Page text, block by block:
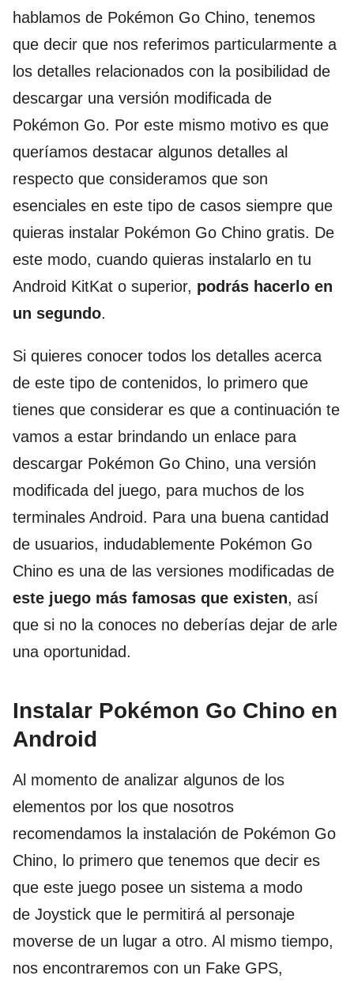
hablamos de Pokémon Go Chino, tenemos
que decir que nos referimos particularmente a
los detalles relacionados con la posibilidad de
descargar una versión modificada de
Pokémon Go. Por este mismo motivo es que
queríamos destacar algunos detalles al
respecto que consideramos que son
esenciales en este tipo de casos siempre que
quieras instalar Pokémon Go Chino gratis. De
este modo, cuando quieras instalarlo en tu
Android KitKat o superior, podrás hacerlo en
un segundo.
Si quieres conocer todos los detalles acerca
de este tipo de contenidos, lo primero que
tienes que considerar es que a continuación te
vamos a estar brindando un enlace para
descargar Pokémon Go Chino, una versión
modificada del juego, para muchos de los
terminales Android. Para una buena cantidad
de usuarios, indudablemente Pokémon Go
Chino es una de las versiones modificadas de
este juego más famosas que existen, así
que si no la conoces no deberías dejar de arle
una oportunidad.
Instalar Pokémon Go Chino en
Android
Al momento de analizar algunos de los
elementos por los que nosotros
recomendamos la instalación de Pokémon Go
Chino, lo primero que tenemos que decir es
que este juego posee un sistema a modo
de Joystick que le permitirá al personaje
moverse de un lugar a otro. Al mismo tiempo,
nos encontraremos con un Fake GPS,